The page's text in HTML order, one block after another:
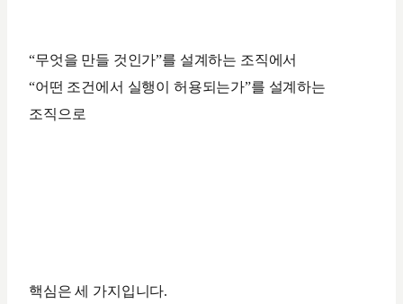
“무엇을 만들 것인가”를 설계하는 조직에서
“어떤 조건에서 실행이 허용되는가”를 설계하는
조직으로
핵심은 세 가지입니다.